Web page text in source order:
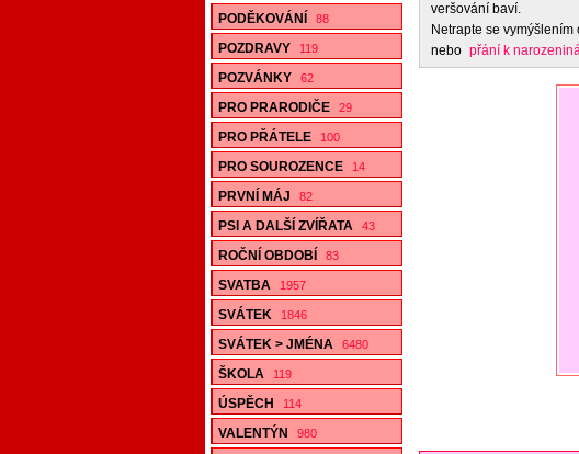
PODĚKOVÁNÍ 88
POZDRAVY 119
POZVÁNKY 62
PRO PRARODIČE 29
PRO PŘÁTELE 100
PRO SOUROZENCE 14
PRVNÍ MÁJ 82
PSI A DALŠÍ ZVÍŘATA 43
ROČNÍ OBDOBÍ 83
SVATBA 1957
SVÁTEK 1846
SVÁTEK > JMÉNA 6480
ŠKOLA 119
ÚSPĚCH 114
VALENTÝN 980
veršování baví.
Netrapte se
nebo přání k